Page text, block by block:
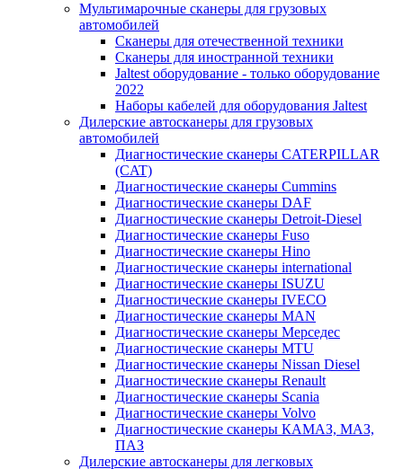
Мультимарочные сканеры для грузовых
автомобилей
Сканеры для отечественной техники
Сканеры для иностранной техники
Jaltest оборудование - только оборудование
2022
Наборы кабелей для оборудования Jaltest
Дилерские автосканеры для грузовых
автомобилей
Диагностические сканеры CATERPILLAR
(CAT)
Диагностические сканеры Cummins
Диагностические сканеры DAF
Диагностические сканеры Detroit-Diesel
Диагностические сканеры Fuso
Диагностические сканеры Hino
Диагностические сканеры international
Диагностические сканеры ISUZU
Диагностические сканеры IVECO
Диагностические сканеры MAN
Диагностические сканеры Мерседес
Диагностические сканеры MTU
Диагностические сканеры Nissan Diesel
Диагностические сканеры Renault
Диагностические сканеры Scania
Диагностические сканеры Volvo
Диагностические сканеры КАМАЗ, МАЗ,
ПАЗ
Дилерские автосканеры для легковых